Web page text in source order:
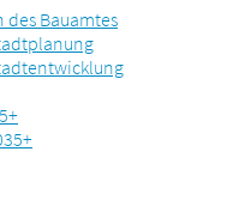
Bauamtes